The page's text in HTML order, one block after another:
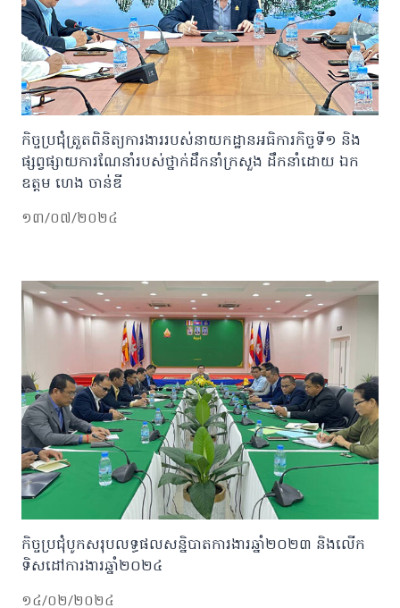
កិច្ចប្រជុំត្រួតពិនិត្យការងាររបស់នាយកដ្ឋានអធិការកិច្ចទី១ និង
ផ្សព្វផ្សាយការណែនាំរបស់ថ្នាក់ដឹកនាំក្រសួង ដឹកនាំដោយ ឯក
ឧត្តម ហេង ចាន់ឌី
១៣/០៧/២០២៤
កិច្ចប្រជុំបូកសរុបលទ្ធផលសន្និបាតការងារឆ្នាំ២០២៣​ និងលេីក
ទិសដៅការងារឆ្នាំ២០២៤​
១៤/០២/២០២៤